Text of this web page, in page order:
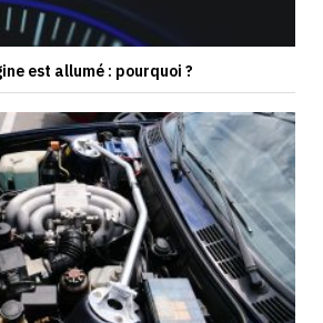
est allumé : pourquoi ?